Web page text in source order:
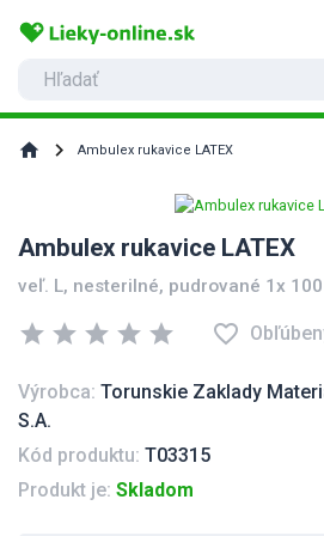
home Ambulex rukavice LATEX
Ambulex rukavice LATEX
veľ. L, nesterilné, pudrované 1x
star star star star star favorite_border
Výrobca: Torunskie Zaklady
S.A.
Kód produktu: T03315
Produkt je: Skladom